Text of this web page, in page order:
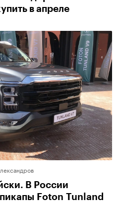
в апреле
В России
Foton Tunland